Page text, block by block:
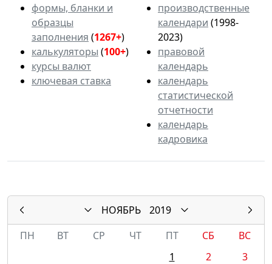
формы, бланки и
образцы
заполнения (1267+)
калькуляторы (100+)
курсы валют
ключевая ставка
производственные
календари (1998-
2023)
правовой
календарь
календарь
статистической
отчетности
календарь
кадровика
НОЯБРЬ
2019
ПН
ВТ СР ЧТ ПТ СБ
ВС
1
2
3